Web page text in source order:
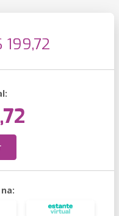
199,72